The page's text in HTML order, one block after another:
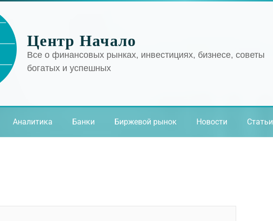
Центр Начало
Все о финансовых рынках, инвестициях, бизнесе, советы
богатых и успешных
Аналитика Банки Биржевой рынок Новости Статьи